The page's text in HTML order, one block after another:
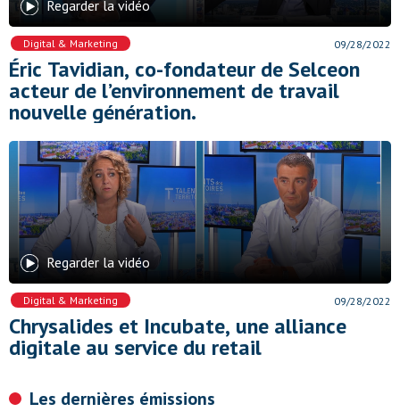
Regarder la vidéo
Digital & Marketing 09/28/2022
Éric Tavidian, co-fondateur de Selceon
acteur de l’environnement de travail
nouvelle génération.
Regarder la vidéo
Digital & Marketing 09/28/2022
Chrysalides et Incubate, une alliance
digitale au service du retail
Les dernières émissions